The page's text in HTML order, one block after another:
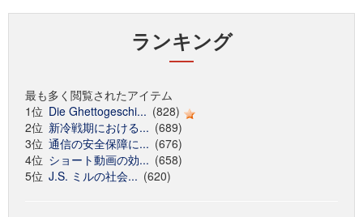
ランキング
最も多く閲覧されたアイテム
1位 Die Ghettogeschi... (828)
2位 新冷戦期における... (689)
3位 通信の安全保障に... (676)
4位 ショート動画の効... (658)
5位 J.S. ミルの社会... (620)